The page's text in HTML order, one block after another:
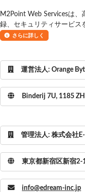
M2Point Web Servicesは
録、セキュリティサービス
さらに詳しく
運営法人: Orange
Binderij 7U, 1185
管理法人: 株式会社
東京都新宿区新宿2-
info@edream-inc.jp